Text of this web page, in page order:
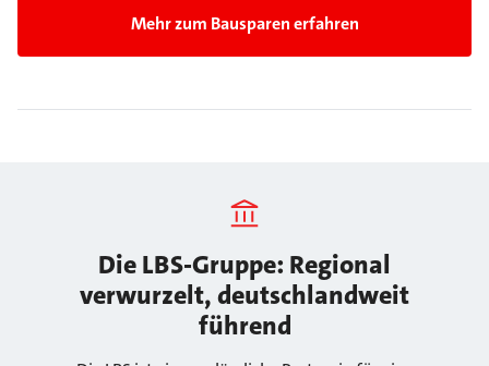
Mehr zum Bausparen erfahren
Die LBS-Gruppe: Regional
verwurzelt, deutschlandweit
führend